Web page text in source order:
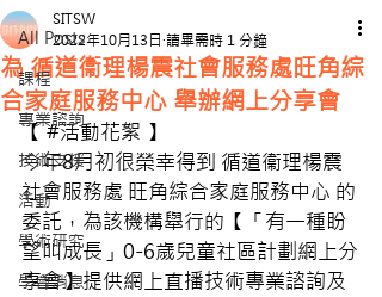
All Posts
課程
專業諮詢
技術支援
活動
學術研究
學會消息
為 循道衞理楊震社會服務處旺角綜
合家庭服務中心 舉辦網上分享會
SITSW
2022年10月13日 讀畢需時 1 分鐘
【 #活動花絮 】
今年8月初很榮幸得到 循道衞理楊震
社會服務處 旺角綜合家庭服務中心 的
委託，為該機構舉行的【「有一種盼
望叫成長」0-6歲兒童社區計劃網上分
享會】提供網上直播技術專業諮詢及